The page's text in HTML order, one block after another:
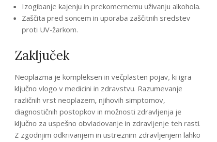
Izogibanje kajenju in prekomernemu uživanju alkohola.
Zaščita pred soncem in uporaba zaščitnih sredstev
proti UV-žarkom.
Zaključek
Neoplazma je kompleksen in večplasten pojav, ki igra
ključno vlogo v medicini in zdravstvu. Razumevanje
različnih vrst neoplazem, njihovih simptomov,
diagnostičnih postopkov in možnosti zdravljenja je
ključno za uspešno obvladovanje in zdravljenje teh rasti.
Z zgodnjim odkrivanjem in ustreznim zdravljenjem lahko